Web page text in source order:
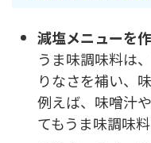
減塩メニューを
うま味調味料は
りなさを補い、
例えば、味噌汁
てもうま味調味